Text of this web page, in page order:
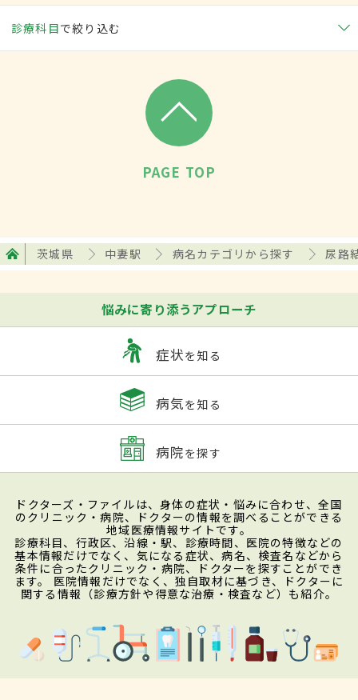
診療科目で絞り込む
PAGE TOP
茨城県 中妻駅 病名カテゴリから探す 尿路
悩みに寄り添うアプローチ
症状を知る
病気を知る
病院を探す
ドクターズ・ファイルは、身体の症状・悩みに合わせ、全国
のクリニック・病院、ドクターの情報を調べることができる
地域医療情報サイトです。
診療科目、行政区、沿線・駅、診療時間、医院の特徴などの
基本情報だけでなく、気になる症状、病名、検査名などから
条件に合ったクリニック・病院、ドクターを探すことができ
ます。 医院情報だけでなく、独自取材に基づき、ドクターに
関する情報（診療方針や得意な治療・検査など）も紹介。